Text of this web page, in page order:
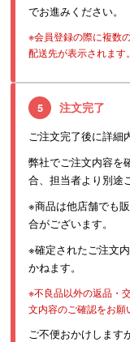
でお進みください。
※会員登録の際に複数
配送先が表示されます。
5 注文完了
ご注文完了後に詳細
弊社でご注文内容を
合、担当者より別途
※商品は他店舗でも
合がございます。
※確定されたご注文
かねます。
※不良品以外の返品・
文内容のご確認をお願
ご不便おかけします